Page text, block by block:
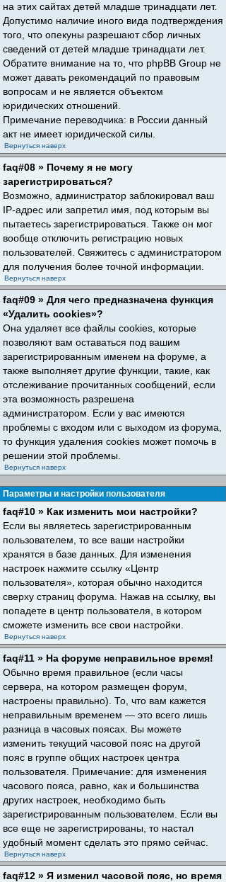
на этих сайтах детей младше тринадцати лет.
Допустимо наличие иного вида подтверждения
того, что опекуны разрешают сбор личных
сведений от детей младше тринадцати лет.
Обратите внимание на то, что phpBB Group не
может давать рекомендаций по правовым
вопросам и не является объектом
юридических отношений.
Примечание переводчика: в России данный
акт не имеет юридической силы.
Вернуться наверх
faq#08 » Почему я не могу
зарегистрироваться?
Возможно, администратор заблокировал ваш
IP-адрес или запретил имя, под которым вы
пытаетесь зарегистрироваться. Также он мог
вообще отключить регистрацию новых
пользователей. Свяжитесь с администратором
для получения более точной информации.
Вернуться наверх
faq#09 » Для чего предназначена функция
«Удалить cookies»?
Она удаляет все файлы cookies, которые
позволяют вам оставаться под вашим
зарегистрированным именем на форуме, а
также выполняет другие функции, такие, как
отслеживание прочитанных сообщений, если
эта возможность разрешена
администратором. Если у вас имеются
проблемы с входом или с выходом из форума,
то функция удаления cookies может помочь в
решении этой проблемы.
Вернуться наверх
Параметры и настройки пользователя
faq#10 » Как изменить мои настройки?
Если вы являетесь зарегистрированным
пользователем, то все ваши настройки
хранятся в базе данных. Для изменения
настроек нажмите ссылку «Центр
пользователя», которая обычно находится
сверху страниц форума. Нажав на ссылку, вы
попадете в центр пользователя, в котором
сможете изменить все свои настройки.
Вернуться наверх
faq#11 » На форуме неправильное время!
Обычно время правильное (если часы
сервера, на котором размещен форум,
настроены правильно). То, что вам кажется
неправильным временем — это всего лишь
разница в часовых поясах. Вы можете
изменить текущий часовой пояс на другой
пояс в группе общих настроек центра
пользователя. Примечание: для изменения
часового пояса, равно, как и большинства
других настроек, необходимо быть
зарегистрированным пользователем. Если вы
все еще не зарегистрированы, то настал
удобный момент сделать это прямо сейчас.
Вернуться наверх
faq#12 » Я изменил часовой пояс, но время